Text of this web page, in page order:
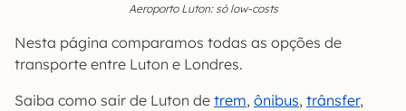
Aeroporto Luton: só low-costs
Nesta página comparamos todas as opções de
transporte entre Luton e Londres.
Saiba como sair de Luton de trem, ônibus, trânsfer,